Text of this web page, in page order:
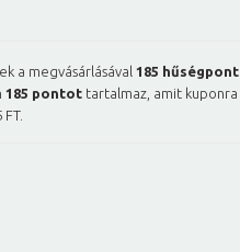
a megvásárlásával 185 hűségpont
185 pontot tartalmaz, amit kuponra
FT.